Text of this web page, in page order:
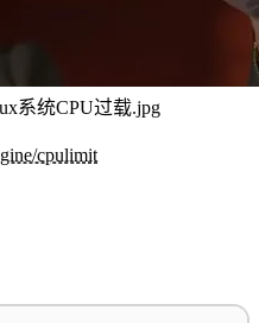
系统CPU过载.jpg
cpulimit